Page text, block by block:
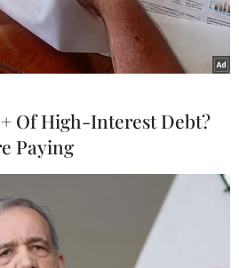
Trung học Phổ thông
cho thấy điểm trung bình
hội tăng nhẹ hàng năm.
Of High-Interest Debt?
Paying